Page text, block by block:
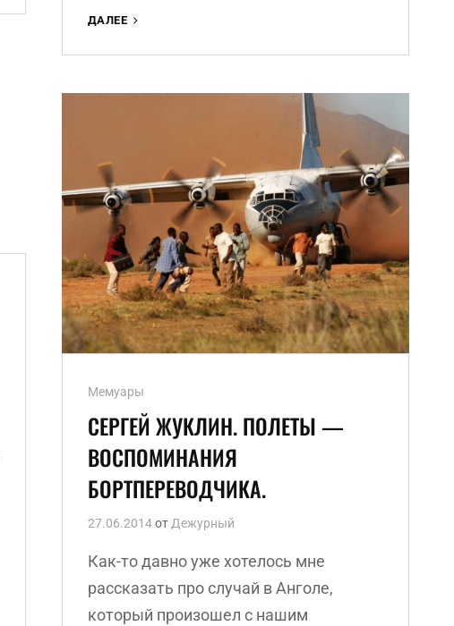
ДАЛЕЕ
«ИЗ
–
Ссылки
рубрик
Мемуары
СЕРГЕЙ ЖУКЛИН. ПОЛЕТЫ —
ВОСПОМИНАНИЯ
БОРТПЕРЕВОДЧИКА.
27.06.2014отДежурный
Как-то давно уже хотелось мне
рассказать про случай в Анголе,
который произошел с нашим